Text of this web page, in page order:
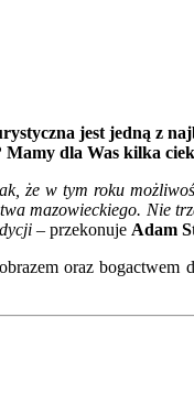
jest jedną z
dla Was kilka
że w tym roku
mazowieckiego. Nie
– przekonuje Adam
oraz